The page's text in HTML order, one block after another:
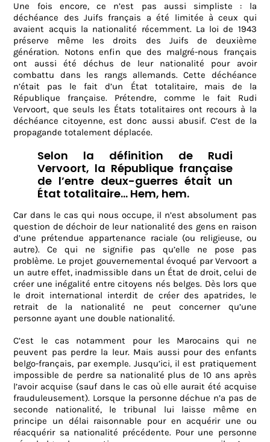
Une fois encore, ce n’est pas aussi simpliste : la
déchéance des Juifs français a été limitée à ceux qui
avaient acquis la nationalité récemment. La loi de 1943
préserve même les droits des Juifs de deuxième
génération. Notons enfin que des malgré-nous français
ont aussi été déchus de leur nationalité pour avoir
combattu dans les rangs allemands. Cette déchéance
n’était pas le fait d’un État totalitaire, mais de la
République française. Prétendre, comme le fait Rudi
Vervoort, que seuls les États totalitaires ont recours à la
déchéance citoyenne, est donc aussi abusif. C’est de la
propagande totalement déplacée.
Selon la définition de Rudi
Vervoort, la République française
de l’entre deux-guerres était un
État totalitaire… Hem, hem.
Car dans le cas qui nous occupe, il n’est absolument pas
question de déchoir de leur nationalité des gens en raison
d’une prétendue appartenance raciale (ou religieuse, ou
autre). Ce qui ne signifie pas qu’elle ne pose pas
problème. Le projet gouvernemental évoqué par Vervoort a
un autre effet, inadmissible dans un État de droit, celui de
créer une inégalité entre citoyens nés belges. Dès lors que
le droit international interdit de créer des apatrides, le
retrait de la nationalité ne peut concerner qu’une
personne ayant une double nationalité.
C’est le cas notamment pour les Marocains qui ne
peuvent pas perdre la leur. Mais aussi pour des enfants
belgo-français, par exemple. Jusqu’ici, il est pratiquement
impossible de perdre sa nationalité plus de 10 ans après
l’avoir acquise (sauf dans le cas où elle aurait été acquise
frauduleusement). Lorsque la personne déchue n’a pas de
seconde nationalité, le tribunal lui laisse même en
principe un délai raisonnable pour en acquérir une ou
réacquérir sa nationalité précédente. Pour une personne